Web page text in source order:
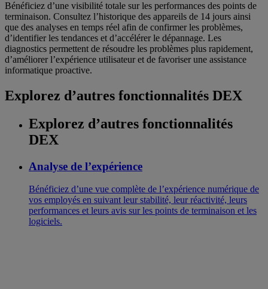
Bénéficiez d’une visibilité totale sur les performances des points de
terminaison. Consultez l’historique des appareils de 14 jours ainsi
que des analyses en temps réel afin de confirmer les problèmes,
d’identifier les tendances et d’accélérer le dépannage. Les
diagnostics permettent de résoudre les problèmes plus rapidement,
d’améliorer l’expérience utilisateur et de favoriser une assistance
informatique proactive.
Explorez d’autres fonctionnalités DEX
Explorez d’autres fonctionnalités
DEX
Analyse de l’expérience
Bénéficiez d’une vue complète de l’expérience numérique de
vos employés en suivant leur stabilité, leur réactivité, leurs
performances et leurs avis sur les points de terminaison et les
logiciels.